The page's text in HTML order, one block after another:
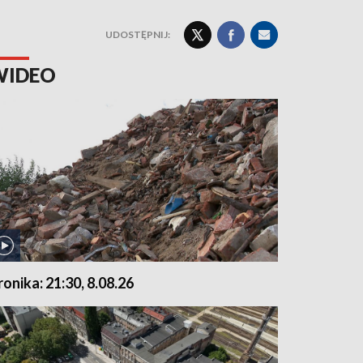
UDOSTĘPNIJ:
21:30, 8.08.26